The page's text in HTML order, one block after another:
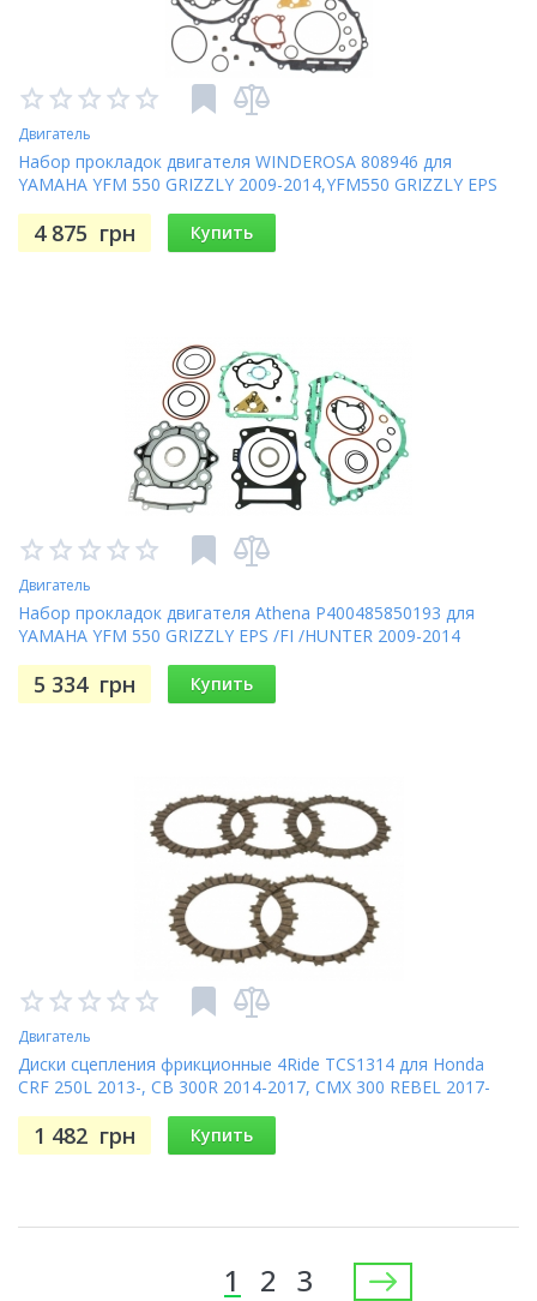
Двигатель
Набор прокладок двигателя WINDEROSA 808946 для
YAMAHA YFM 550 GRIZZLY 2009-2014,YFM550 GRIZZLY EPS
4 875 грн Купить
Двигатель
Набор прокладок двигателя Athena P400485850193 для
YAMAHA YFM 550 GRIZZLY EPS /FI /HUNTER 2009-2014
5 334 грн Купить
Двигатель
Диски сцепления фрикционные 4Ride TCS1314 для Honda
CRF 250L 2013-, CB 300R 2014-2017, CMX 300 REBEL 2017-
1 482 грн Купить
1 2 3